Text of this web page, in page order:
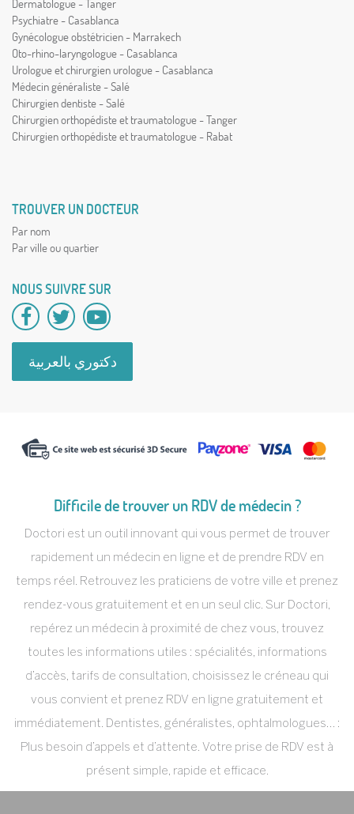
Dermatologue - Tanger
Psychiatre - Casablanca
Gynécologue obstétricien - Marrakech
Oto-rhino-laryngologue - Casablanca
Urologue et chirurgien urologue - Casablanca
Médecin généraliste - Salé
Chirurgien dentiste - Salé
Chirurgien orthopédiste et traumatologue - Tanger
Chirurgien orthopédiste et traumatologue - Rabat
TROUVER UN DOCTEUR
Par nom
Par ville ou quartier
NOUS SUIVRE SUR
دكتوري بالعربية
Difficile de trouver un RDV de médecin ?
Doctori est un outil innovant qui vous permet de trouver
rapidement un médecin en ligne et de prendre RDV en
temps réel. Retrouvez les praticiens de votre ville et prenez
rendez-vous gratuitement et en un seul clic. Sur Doctori,
repérez un médecin à proximité de chez vous, trouvez
toutes les informations utiles : spécialités, informations
d’accès, tarifs de consultation, choisissez le créneau qui
vous convient et prenez RDV en ligne gratuitement et
immédiatement. Dentistes, généralistes, ophtalmologues… :
Plus besoin d’appels et d’attente. Votre prise de RDV est à
présent simple, rapide et efficace.